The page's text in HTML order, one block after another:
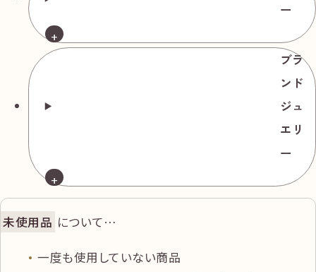
ース3.080ct
135,000円
ネックレス K18
ー
ブラ
ンド
ジュ
エリ
ー
未使用品 について…
一度も使用していない商品